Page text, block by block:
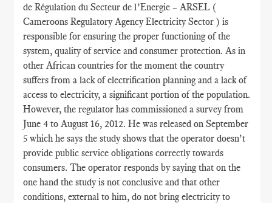
de Régulation du Secteur de l’Energie – ARSEL (
Cameroons Regulatory Agency Electricity Sector ) is
responsible for ensuring the proper functioning of the
system, quality of service and consumer protection. As in
other African countries for the moment the country
suffers from a lack of electrification planning and a lack of
access to electricity, a significant portion of the population.
However, the regulator has commissioned a survey from
June 4 to August 16, 2012. He was released on September
5 which he says the study shows that the operator doesn’t
provide public service obligations correctly towards
consumers. The operator responds by saying that on the
one hand the study is not conclusive and that other
conditions, external to him, do not bring electricity to